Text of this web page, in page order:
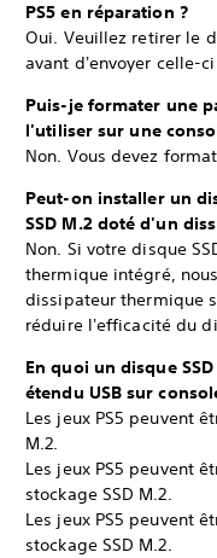
PS5 en réparation ?
Oui. Veuillez retirer le
avant d'envoyer celle-
Puis-je formater une
l'utiliser sur une
Non. Vous devez
Peut-on installer un
SSD M.2 doté d'un
Non. Si votre disque
thermique intégré,
dissipateur thermique
réduire l'efficacité du
En quoi un disque
étendu USB sur
Les jeux PS5 peuvent
M.2.
Les jeux PS5 peuvent
stockage SSD M.2.
Les jeux PS5 peuvent
stockage SSD M.2.